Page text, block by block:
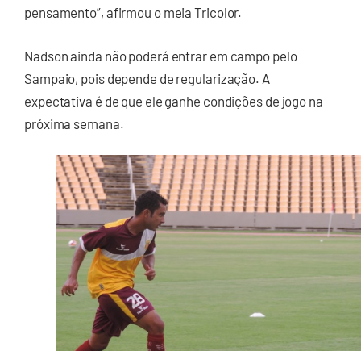
pensamento”, afirmou o meia Tricolor.
Nadson ainda não poderá entrar em campo pelo
Sampaio, pois depende de regularização. A
expectativa é de que ele ganhe condições de jogo na
próxima semana.